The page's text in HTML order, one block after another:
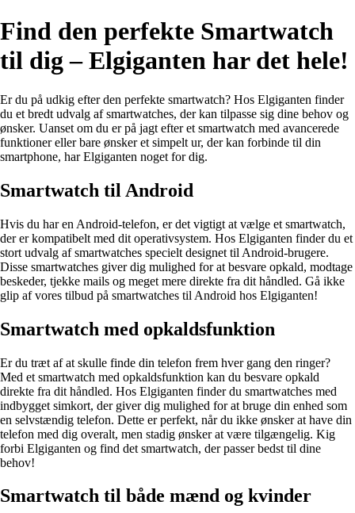
Find den perfekte Smartwatch
til dig – Elgiganten har det hele!
Er du på udkig efter den perfekte smartwatch? Hos Elgiganten finder
du et bredt udvalg af smartwatches, der kan tilpasse sig dine behov og
ønsker. Uanset om du er på jagt efter et smartwatch med avancerede
funktioner eller bare ønsker et simpelt ur, der kan forbinde til din
smartphone, har Elgiganten noget for dig.
Smartwatch til Android
Hvis du har en Android-telefon, er det vigtigt at vælge et smartwatch,
der er kompatibelt med dit operativsystem. Hos Elgiganten finder du et
stort udvalg af smartwatches specielt designet til Android-brugere.
Disse smartwatches giver dig mulighed for at besvare opkald, modtage
beskeder, tjekke mails og meget mere direkte fra dit håndled. Gå ikke
glip af vores tilbud på smartwatches til Android hos Elgiganten!
Smartwatch med opkaldsfunktion
Er du træt af at skulle finde din telefon frem hver gang den ringer?
Med et smartwatch med opkaldsfunktion kan du besvare opkald
direkte fra dit håndled. Hos Elgiganten finder du smartwatches med
indbygget simkort, der giver dig mulighed for at bruge din enhed som
en selvstændig telefon. Dette er perfekt, når du ikke ønsker at have din
telefon med dig overalt, men stadig ønsker at være tilgængelig. Kig
forbi Elgiganten og find det smartwatch, der passer bedst til dine
behov!
Smartwatch til både mænd og kvinder